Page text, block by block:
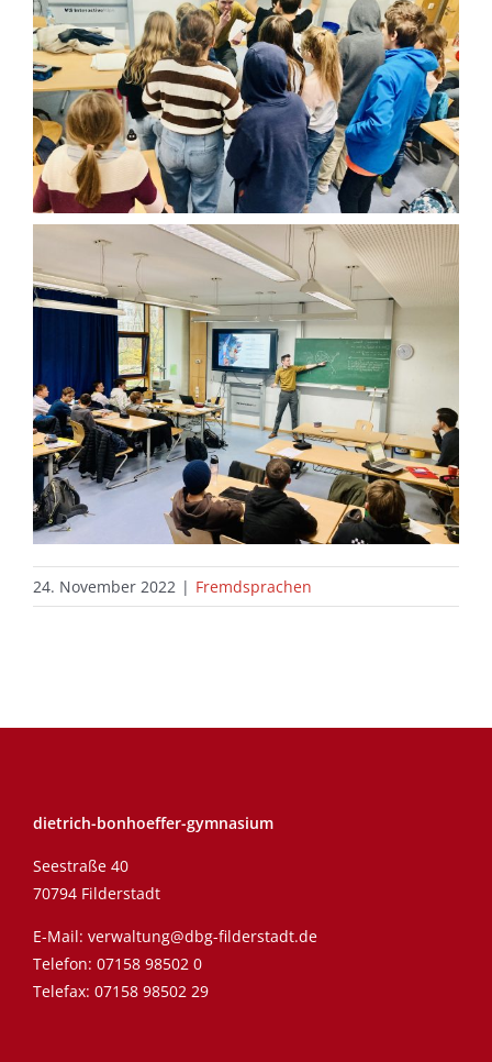
24. November 2022 | Fremdsprachen
dietrich-bonhoeffer-gymnasium
Seestraße 40
70794 Filderstadt
E-Mail: verwaltung@dbg-filderstadt.de
Telefon: 07158 98502 0
Telefax: 07158 98502 29